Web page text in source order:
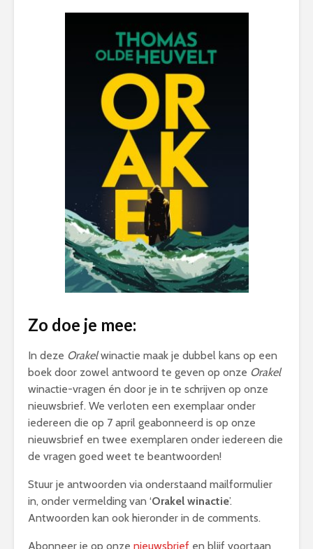
Zo doe je mee:
In deze Orakelwinactie maak je dubbel kans op een
boek door zowel antwoord te geven op onze Orakel
winactie-vragen én door je in te schrijven op onze
nieuwsbrief. We verloten een exemplaar onder
iedereen die op 7 april geabonneerd is op onze
nieuwsbrief en twee exemplaren onder iedereen die
de vragen goed weet te beantwoorden!
Stuur je antwoorden via onderstaand mailformulier
in, onder vermelding van ‘Orakel winactie’.
Antwoorden kan ook hieronder in de comments.
Abonneer je op onze nieuwsbrief en blijf voortaan